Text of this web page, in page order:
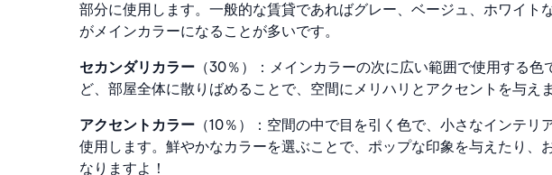
部分に使用します。一般的な賃貸であればグレー、ベージュ、ホワイト
がメインカラーになることが多いです。
セカンダリカラー （30％）：メインカラーの次に広い範囲で使用する
ど、部屋全体に散りばめることで、空間にメリハリとアクセントを与えま
アクセントカラー （10％）：空間の中で目を引く色で、小さなインテ
使用します。鮮やかなカラーを選ぶことで、ポップな印象を与えたり、
なりますよ！